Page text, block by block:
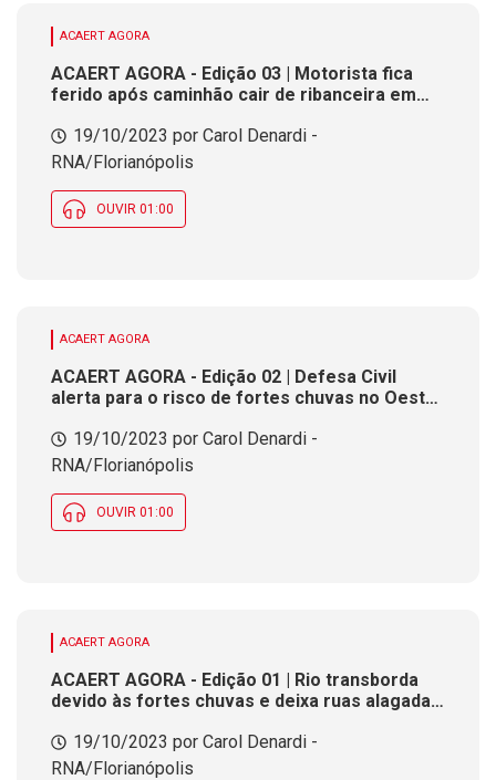
ACAERT AGORA
ACAERT AGORA - Edição 03 | Motorista fica
ferido após caminhão cair de ribanceira em
137,5% no Estado. SCGÁS fica entre as 24
maiores empresas catarinenses
19/10/2023 por Carol Denardi -
RNA/Florianópolis
OUVIR 01:00
ACAERT AGORA
ACAERT AGORA - Edição 02 | Defesa Civil
alerta para o risco de fortes chuvas no Oeste
das cidades com ocorrências pelas condições
climáticas. Governador pede ajuda em Brasília
para reconstruir os municípios
19/10/2023 por Carol Denardi -
RNA/Florianópolis
OUVIR 01:00
ACAERT AGORA
ACAERT AGORA - Edição 01 | Rio transborda
devido às fortes chuvas e deixa ruas alagadas
Uruguai. Portos do Estado crescem acima da
média na nacional na movimentação de cargas
19/10/2023 por Carol Denardi -
RNA/Florianópolis